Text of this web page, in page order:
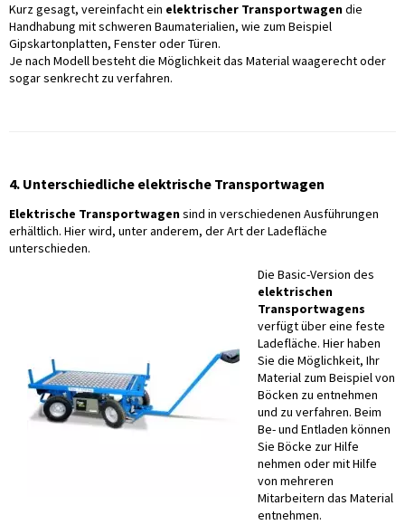
Kurz gesagt, vereinfacht ein elektrischer Transportwagendie
Handhabung mit schweren Baumaterialien, wie zum Beispiel
Gipskartonplatten, Fenster oder Türen.
Je nach Modell besteht die Möglichkeit das Material waagerecht oder
sogar senkrecht zu verfahren.
4. Unterschiedliche elektrische Transportwagen
Elektrische Transportwagensind in verschiedenen Ausführungen
erhältlich. Hier wird, unter anderem, der Art der Ladefläche
unterschieden.
Die Basic-Version des
elektrischen
Transportwagens
verfügt über eine feste
Ladefläche. Hier haben
Sie die Möglichkeit, Ihr
Material zum Beispiel von
Böcken zu entnehmen
und zu verfahren. Beim
Be- und Entladen können
Sie Böcke zur Hilfe
nehmen oder mit Hilfe
von mehreren
Mitarbeitern das Material
entnehmen.